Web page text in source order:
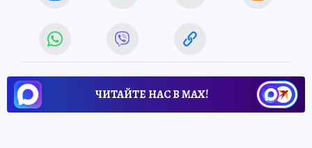
ЧИТАЙТЕ НАС В МАХ!